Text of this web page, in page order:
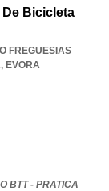
Bicicleta
FREGUESIAS
, EVORA
BTT - PRATICA